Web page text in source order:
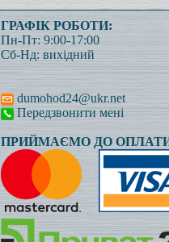
ГРАФІК РОБОТИ:
Пн-Пт: 9:00-17:00
Сб-Нд: вихідний
dumohod24@ukr.net
Передзвонити мені
ПРИЙМАЄМО ДО